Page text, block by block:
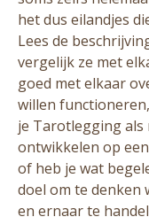
het dus eilandjes
Lees de
vergelijk ze met
goed met elkaar
willen
je Tarotlegging als
ontwikkelen op
of heb je wat
doel om te denken
en ernaar te